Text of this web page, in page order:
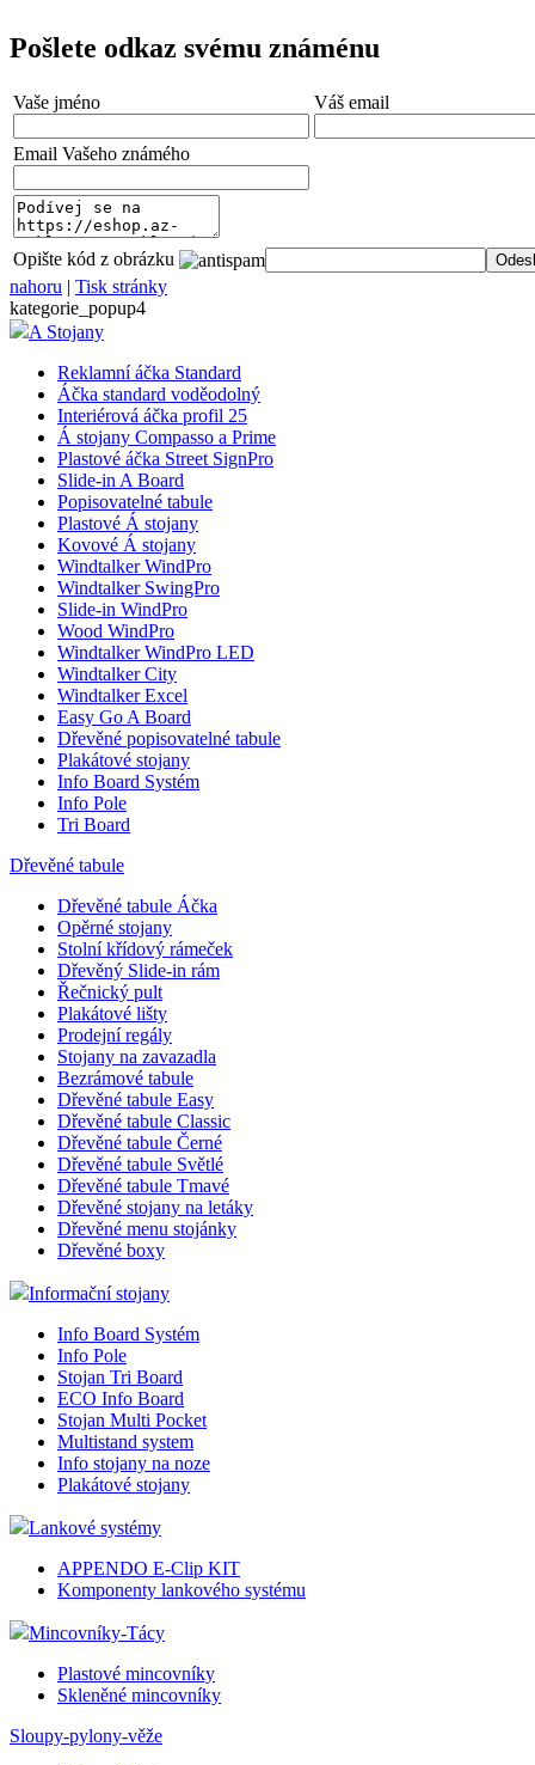
Pošlete odkaz svému známénu
Vaše jméno Váš email
Email Vašeho známého
Opište kód z obrázku
nahoru | Tisk stránky
kategorie_popup4
A Stojany
Reklamní áčka Standard
Áčka standard voděodolný
Interiérová áčka profil 25
Á stojany Compasso a Prime
Plastové áčka Street SignPro
Slide-in A Board
Popisovatelné tabule
Plastové Á stojany
Kovové Á stojany
Windtalker WindPro
Windtalker SwingPro
Slide-in WindPro
Wood WindPro
Windtalker WindPro LED
Windtalker City
Windtalker Excel
Easy Go A Board
Dřevěné popisovatelné tabule
Plakátové stojany
Info Board Systém
Info Pole
Tri Board
Dřevěné tabule
Dřevěné tabule Áčka
Opěrné stojany
Stolní křídový rámeček
Dřevěný Slide-in rám
Řečnický pult
Plakátové lišty
Prodejní regály
Stojany na zavazadla
Bezrámové tabule
Dřevěné tabule Easy
Dřevěné tabule Classic
Dřevěné tabule Černé
Dřevěné tabule Světlé
Dřevěné tabule Tmavé
Dřevěné stojany na letáky
Dřevěné menu stojánky
Dřevěné boxy
Informační stojany
Info Board Systém
Info Pole
Stojan Tri Board
ECO Info Board
Stojan Multi Pocket
Multistand system
Info stojany na noze
Plakátové stojany
Lankové systémy
APPENDO E-Clip KIT
Komponenty lankového systému
Mincovníky-Tácy
Plastové mincovníky
Skleněné mincovníky
Sloupy-pylony-věže